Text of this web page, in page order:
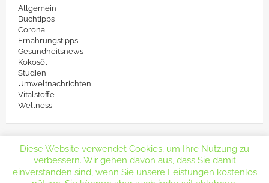
Allgemein
Buchtipps
Corona
Ernährungstipps
Gesundheitsnews
Kokosöl
Studien
Umweltnachrichten
Vitalstoffe
Wellness
Diese Website verwendet Cookies, um Ihre Nutzung zu
verbessern. Wir gehen davon aus, dass Sie damit
einverstanden sind, wenn Sie unsere Leistungen kostenlos